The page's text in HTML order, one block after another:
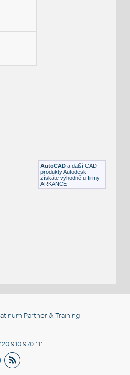
AutoCAD a další CAD
produkty Autodesk
získáte výhodně u firmy
ARKANCE
Partner & Training
910 970 111